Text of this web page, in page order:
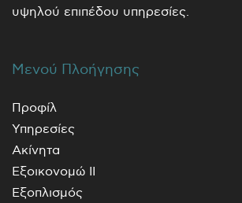
υψηλού επιπέδου υπηρεσίες.
Μενού Πλοήγησης
Προφίλ
Υπηρεσίες
Ακίνητα
Εξοικονομώ ΙΙ
Εξοπλισμός